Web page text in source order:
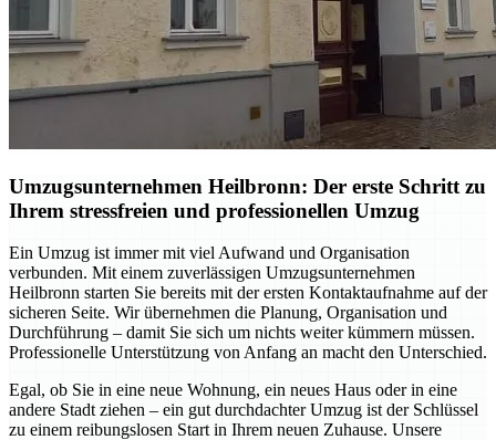
Umzugsunternehmen Heilbronn: Der erste Schritt zu
Ihrem stressfreien und professionellen Umzug
Ein Umzug ist immer mit viel Aufwand und Organisation
verbunden. Mit einem zuverlässigen Umzugsunternehmen
Heilbronn starten Sie bereits mit der ersten Kontaktaufnahme auf der
sicheren Seite. Wir übernehmen die Planung, Organisation und
Durchführung – damit Sie sich um nichts weiter kümmern müssen.
Professionelle Unterstützung von Anfang an macht den Unterschied.
Egal, ob Sie in eine neue Wohnung, ein neues Haus oder in eine
andere Stadt ziehen – ein gut durchdachter Umzug ist der Schlüssel
zu einem reibungslosen Start in Ihrem neuen Zuhause. Unsere